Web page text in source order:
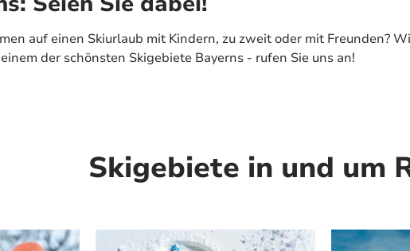
auf einen Skiurlaub mit Kindern, zu zweit oder mit Freunden?
der schönsten Skigebiete Bayerns - rufen Sie uns an!
Skigebiete in und um
Mehr erfahren